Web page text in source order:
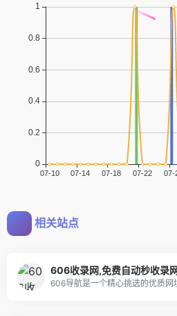
相关站点
606导航是一个精心挑选的优质网